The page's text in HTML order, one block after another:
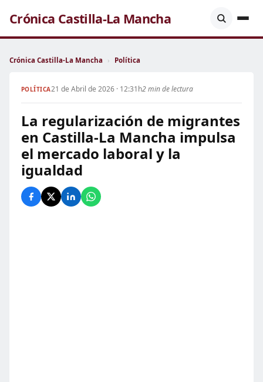
Crónica Castilla-La Mancha
Crónica Castilla-La Mancha › Política
POLÍTICA21 de Abril de 2026 · 12:31h2 min de lectura
La regularización de migrantes
en Castilla-La Mancha impulsa
el mercado laboral y la
igualdad